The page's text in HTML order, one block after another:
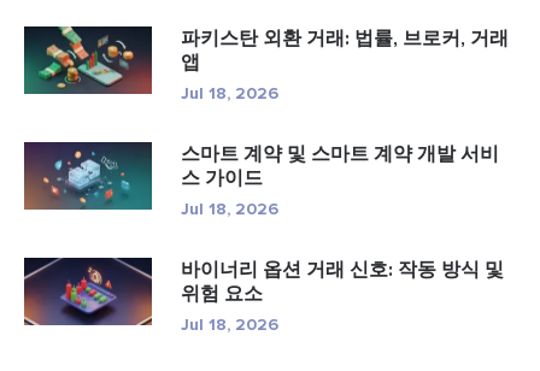
파키스탄 외환 거래: 법률, 브로커, 거래
앱
Jul 18, 2026
스마트 계약 및 스마트 계약 개발 서비
스 가이드
Jul 18, 2026
바이너리 옵션 거래 신호: 작동 방식 및
위험 요소
Jul 18, 2026